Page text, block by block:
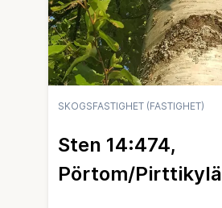
SKOGSFASTIGHET (FASTIGHET)
Sten 14:474,
Pörtom/Pirttikylä